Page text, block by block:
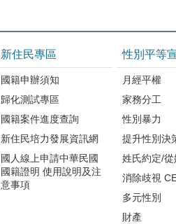
新住民專區
國籍申辦須知
歸化測試專區
國籍案件進度查詢
新住民培力發展資訊網
國人線上申請中華民國
國籍證明 使用說明及注
意事項
性別平等
月經平權
家務分工
性別暴力
提升性別決
姓氏約定/
消除歧視
多元性別
財產